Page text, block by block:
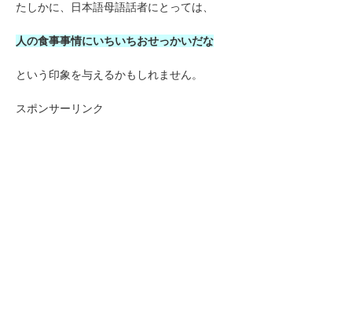
たしかに、日本語母語話者にとっては、
人の食事事情にいちいちおせっかいだな
という印象を与えるかもしれません。
スポンサーリンク